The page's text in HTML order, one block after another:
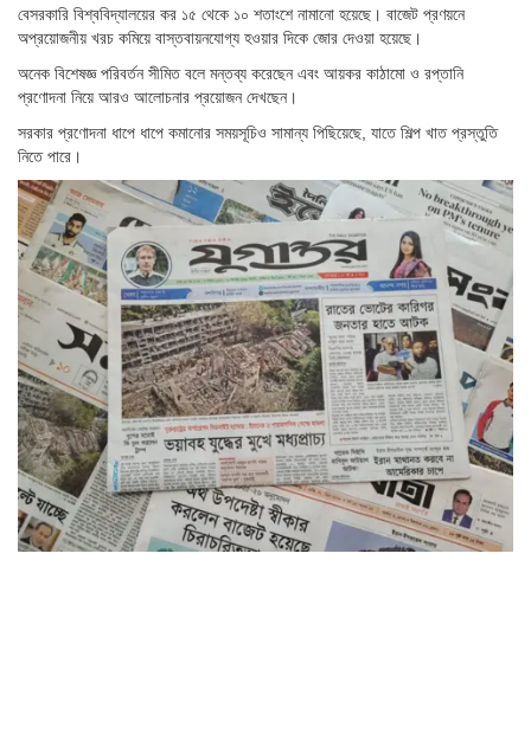
বেসরকারি বিশ্ববিদ্যালয়ের কর ১৫ থেকে ১০ শতাংশে নামানো হয়েছে। বাজেট প্রণয়নে
অপ্রয়োজনীয় খরচ কমিয়ে বাস্তবায়নযোগ্য হওয়ার দিকে জোর দেওয়া হয়েছে।
অনেক বিশেষজ্ঞ পরিবর্তন সীমিত বলে মন্তব্য করেছেন এবং আয়কর কাঠামো ও রপ্তানি
প্রণোদনা নিয়ে আরও আলোচনার প্রয়োজন দেখছেন।
সরকার প্রণোদনা ধাপে ধাপে কমানোর সময়সূচিও সামান্য পিছিয়েছে, যাতে শিল্প খাত প্রস্তুতি
নিতে পারে।